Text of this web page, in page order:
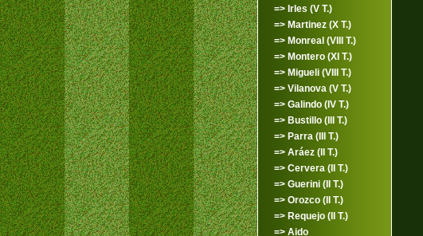
=> Irles (V T.)
=> Martinez (X T.)
=> Monreal (VIII T.)
=> Montero (XI T.)
=> Migueli (VIII T.)
=> Vilanova (V T.)
=> Galindo (IV T.)
=> Bustillo (III T.)
=> Parra (III T.)
=> Aráez (II T.)
=> Cervera (II T.)
=> Guerini (II T.)
=> Orozco (II T.)
=> Requejo (II T.)
=> Aido